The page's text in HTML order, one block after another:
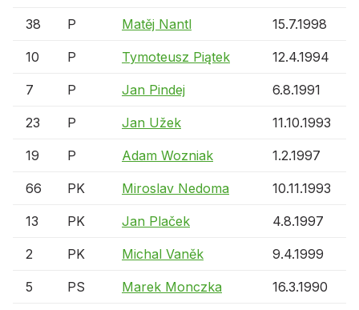
38 P Matěj Nantl 15.7.1998
10 P Tymoteusz Piątek 12.4.1994
7 P Jan Pindej 6.8.1991
23 P Jan Užek 11.10.1993
19 P Adam Wozniak 1.2.1997
66 PK Miroslav Nedoma 10.11.1993
13 PK Jan Plaček 4.8.1997
2 PK Michal Vaněk 9.4.1999
5 PS Marek Monczka 16.3.1990